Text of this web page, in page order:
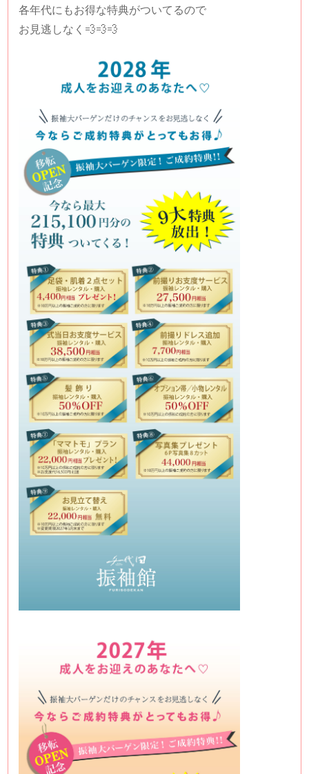
各年代にもお得な特典がついてるので
お見逃しなく💨💨💨